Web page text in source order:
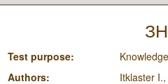
Test purpose:
Authors:
Itklaster I.,